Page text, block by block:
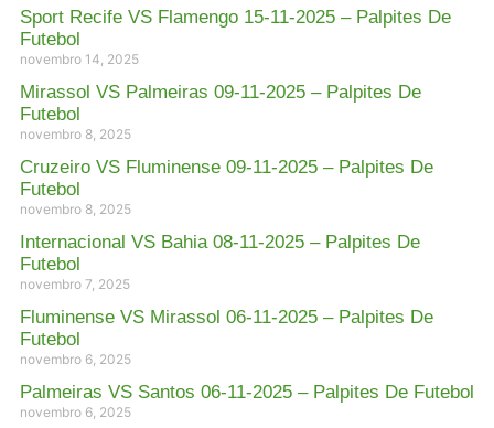
Sport Recife VS Flamengo 15-11-2025 – Palpites De
Futebol
novembro 14, 2025
Mirassol VS Palmeiras 09-11-2025 – Palpites De
Futebol
novembro 8, 2025
Cruzeiro VS Fluminense 09-11-2025 – Palpites De
Futebol
novembro 8, 2025
Internacional VS Bahia 08-11-2025 – Palpites De
Futebol
novembro 7, 2025
Fluminense VS Mirassol 06-11-2025 – Palpites De
Futebol
novembro 6, 2025
Palmeiras VS Santos 06-11-2025 – Palpites De Futebol
novembro 6, 2025